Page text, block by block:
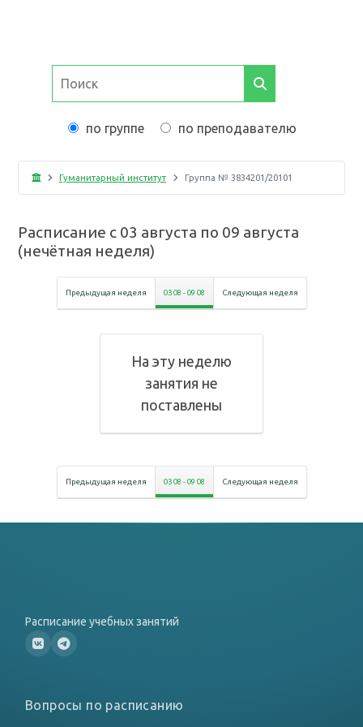
по группе по преподавателю
Гуманитарный институт Группа № 3834201/20101
Расписание с 03 августа по 09 августа
(нечётная неделя)
Предыдущая неделя 03 08 -09 08 Следующая неделя
На эту неделю
занятия не
поставлены
Предыдущая неделя 03 08 -09 08 Следующая неделя
Расписание учебных занятий
Вопросы по расписанию